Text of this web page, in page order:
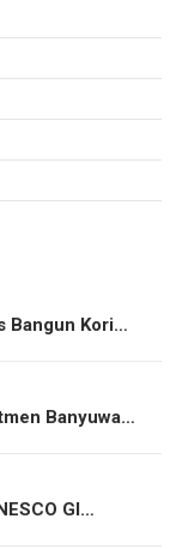
Bangun Kori…
Banyuwa…
Gl…